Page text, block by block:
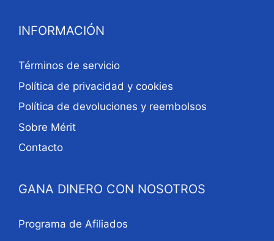
INFORMACIÓN
Términos de servicio
Política de privacidad y cookies
Política de devoluciones y reembolsos
Sobre Mérit
Contacto
GANA DINERO CON NOSOTROS
Programa de Afiliados